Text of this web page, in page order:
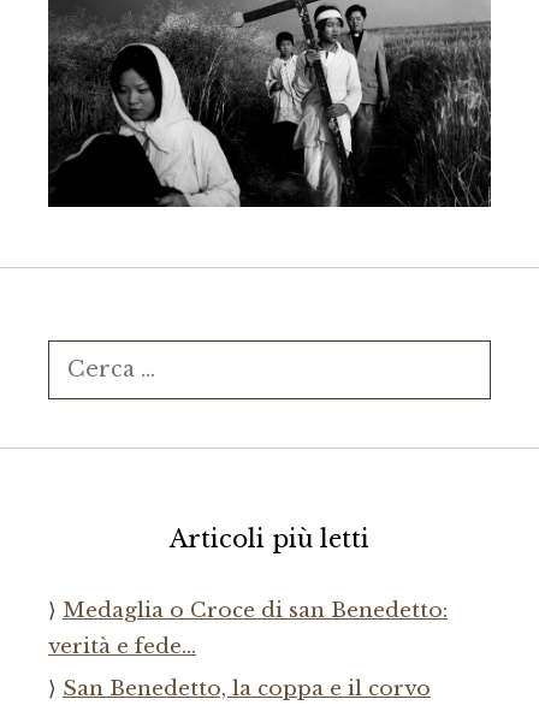
Ricerca
per:
Articoli più letti
Medaglia o Croce di san Benedetto:
verità e fede…
San Benedetto, la coppa e il corvo